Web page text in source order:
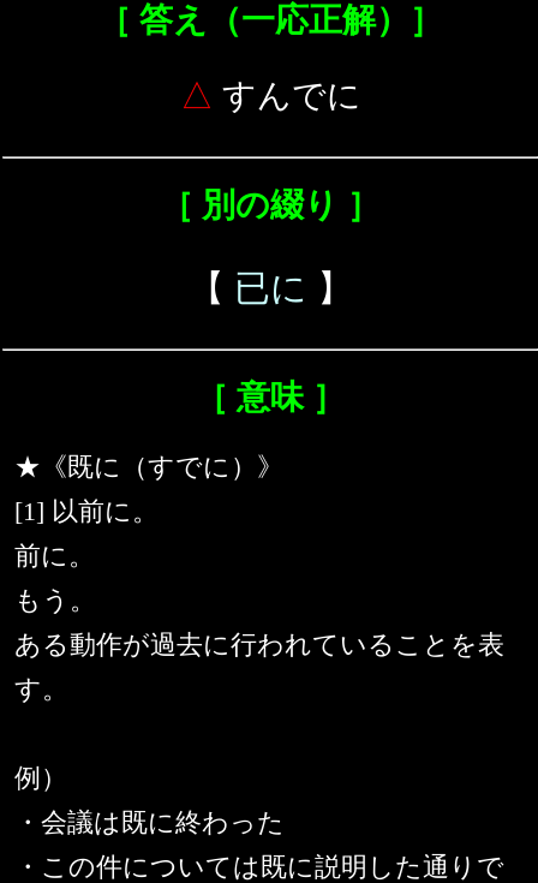
［ 答え（一応正解）］
△ すんでに
［ 別の綴り ］
【 已に 】
［ 意味 ］
★《既に（すでに）》
[1] 以前に。
前に。
もう。
ある動作が過去に行われていることを表
す。
例）
・会議は既に終わった
・この件については既に説明した通りで